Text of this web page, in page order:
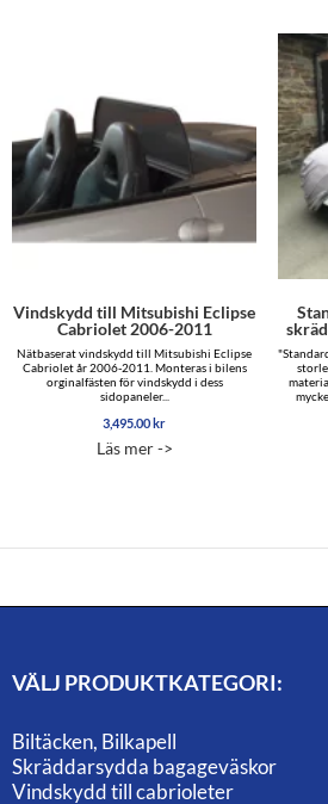
Vindskydd till Mitsubishi Eclipse
Cabriolet 2006-2011
Nätbaserat vindskydd till Mitsubishi Eclipse
Cabriolet år 2006-2011. Monteras i bilens
orginalfästen för vindskydd i dess
sidopaneler...
3,495.00kr
Läs mer ->
VÄLJ PRODUKTKATEGORI:
Biltäcken, Bilkapell
Skräddarsydda bagageväskor
Vindskydd till cabrioleter